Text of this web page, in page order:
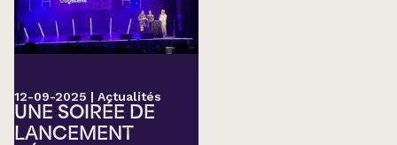
12-09-2025 | Actualités
UNE SOIRÉE DE
LANCEMENT